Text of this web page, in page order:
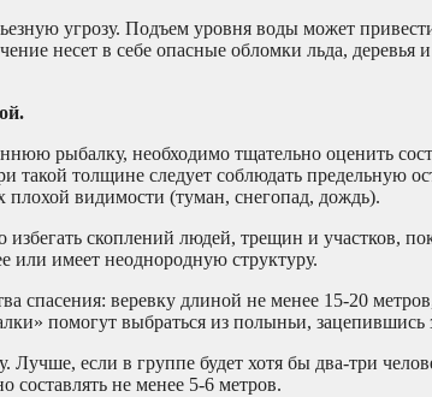
угрозу. Подъем уровня воды может
несет в себе опасные обломки льда, деревья
рыбалку, необходимо тщательно оценить
толщине следует соблюдать предельную
плохой видимости (туман, снегопад, дождь).
скоплений людей, трещин и участков,
или имеет неоднородную структуру.
спасения: веревку длиной не менее 15-20
помогут выбраться из полыньи, зацепившись
Лучше, если в группе будет хотя бы два-три
не менее 5-6 метров.